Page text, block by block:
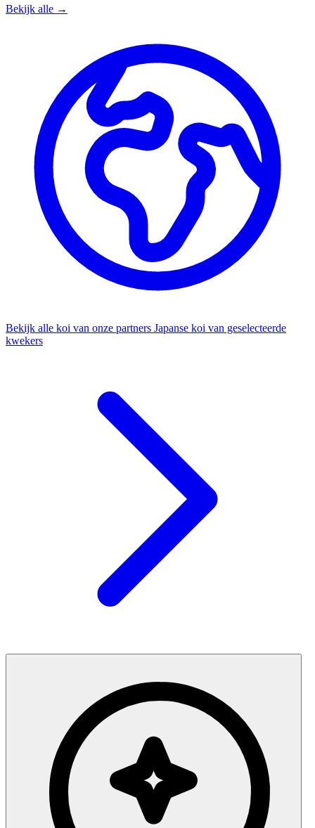
Bekijk alle →
Bekijk alle koi van onze partners Japanse koi van geselecteerde
kwekers